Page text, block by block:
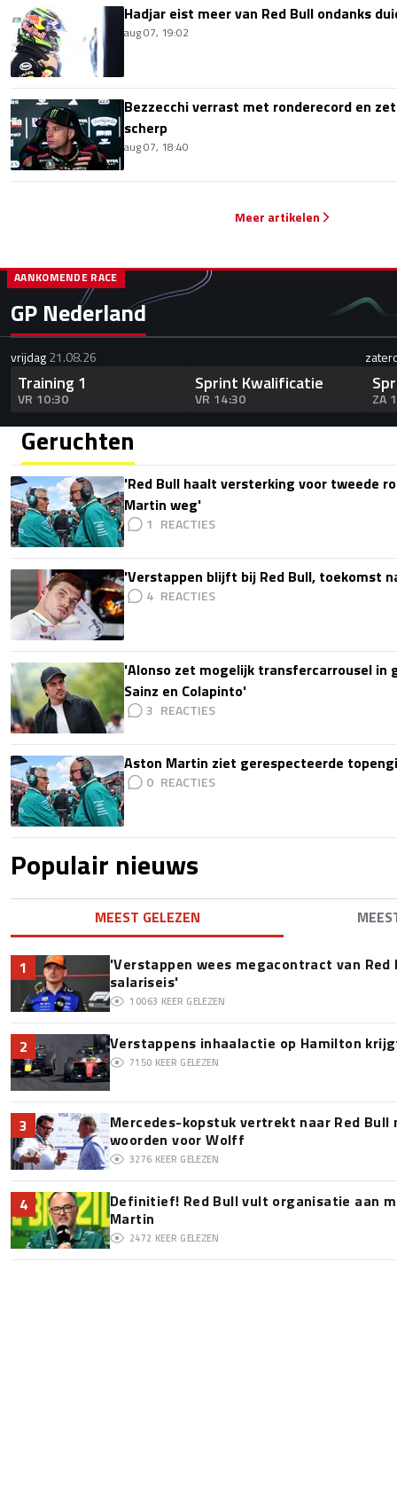
Hadjar eist meer van Red Bull ondanks
aug 07, 19:02
Bezzecchi verrast met ronderecord en
scherp
aug 07, 18:40
Meer artikelen
GP Nederland
AANKOMENDE RACE
vrijdag21.08.26
Training 1
VR 10:30
Sprint Kwalificatie
VR 14:30 ZA
Geruchten
'Red Bull haalt versterking voor tweede
Martin weg'
1
'Verstappen blijft bij Red Bull, toekomst
4
'Alonso zet mogelijk transfercarrousel in
Sainz en Colapinto'
3
Aston Martin ziet gerespecteerde
0
Populair nieuws
MEEST GELEZEN
1
'Verstappen wees megacontract van
salariseis'
10063 KEER GELEZEN
2 Verstappens inhaalactie op Hamilton
7150 KEER GELEZEN
3
Mercedes-kopstuk vertrekt naar Red
woorden voor Wolff
3276 KEER GELEZEN
4
Definitief! Red Bull vult organisatie aan
Martin
2472 KEER GELEZEN